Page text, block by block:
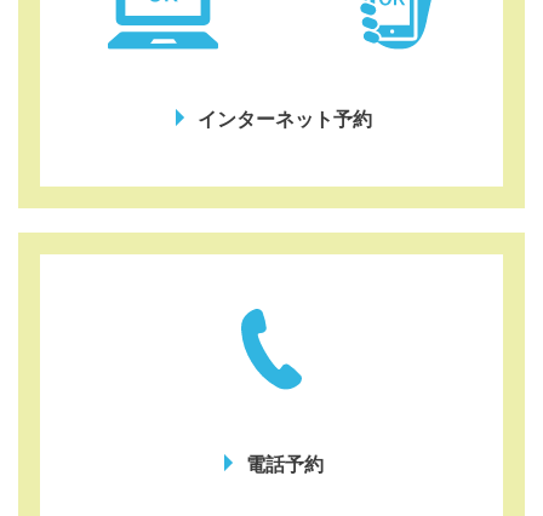
インターネット予約
電話予約